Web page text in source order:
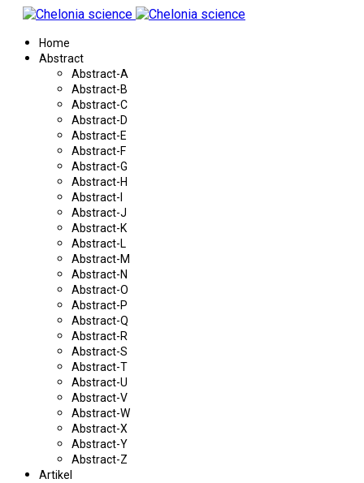
Home
Abstract
Abstract-A
Abstract-B
Abstract-C
Abstract-D
Abstract-E
Abstract-F
Abstract-G
Abstract-H
Abstract-I
Abstract-J
Abstract-K
Abstract-L
Abstract-M
Abstract-N
Abstract-O
Abstract-P
Abstract-Q
Abstract-R
Abstract-S
Abstract-T
Abstract-U
Abstract-V
Abstract-W
Abstract-X
Abstract-Y
Abstract-Z
Artikel